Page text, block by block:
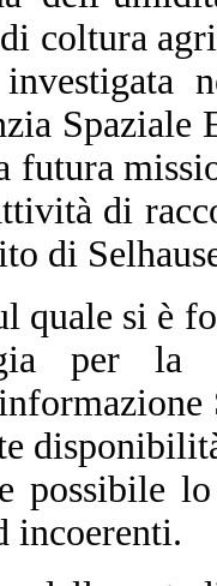
coltura
Spaziale
futura
di
di
quale si è
per la
possibile
incoerenti.